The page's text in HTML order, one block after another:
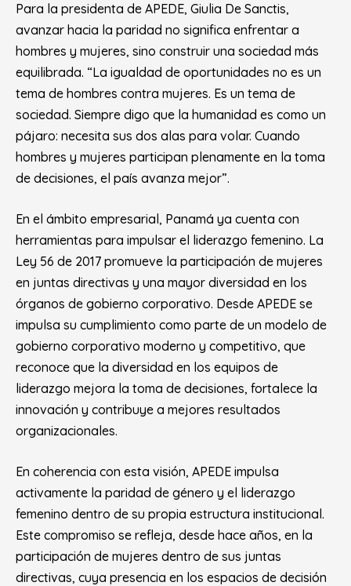
Para la presidenta de APEDE, Giulia De Sanctis,
avanzar hacia la paridad no significa enfrentar a
hombres y mujeres, sino construir una sociedad más
equilibrada. “La igualdad de oportunidades no es un
tema de hombres contra mujeres. Es un tema de
sociedad. Siempre digo que la humanidad es como un
pájaro: necesita sus dos alas para volar. Cuando
hombres y mujeres participan plenamente en la toma
de decisiones, el país avanza mejor”.
En el ámbito empresarial, Panamá ya cuenta con
herramientas para impulsar el liderazgo femenino. La
Ley 56 de 2017 promueve la participación de mujeres
en juntas directivas y una mayor diversidad en los
órganos de gobierno corporativo. Desde APEDE se
impulsa su cumplimiento como parte de un modelo de
gobierno corporativo moderno y competitivo, que
reconoce que la diversidad en los equipos de
liderazgo mejora la toma de decisiones, fortalece la
innovación y contribuye a mejores resultados
organizacionales.
En coherencia con esta visión, APEDE impulsa
activamente la paridad de género y el liderazgo
femenino dentro de su propia estructura institucional.
Este compromiso se refleja, desde hace años, en la
participación de mujeres dentro de sus juntas
directivas, cuya presencia en los espacios de decisión